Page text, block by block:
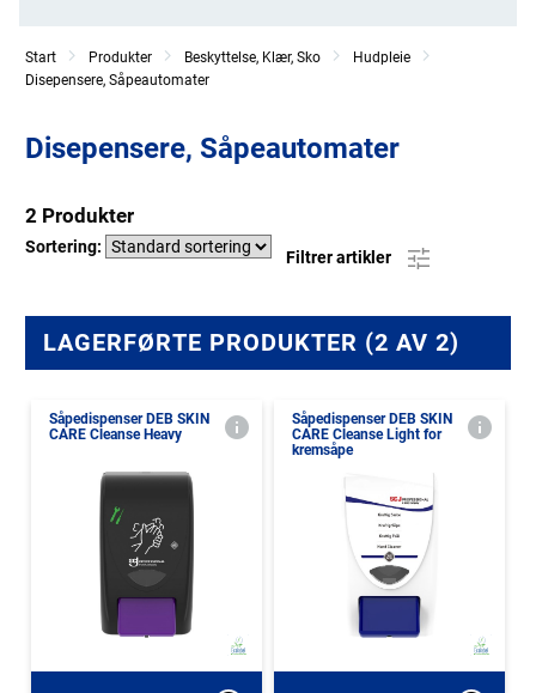
Start Produkter Beskyttelse, Klær, Sko
Hudpleie
Disepensere, Såpeautomater
Disepensere, Såpeautomater
2 Produkter
Sortering:
Filtrer artikler
LAGERFØRTE PRODUKTER (2 AV 2)
Såpedispenser DEB SKIN
CARE Cleanse Heavy
Såpedispenser DEB SKIN
CARE Cleanse Light for
kremsåpe